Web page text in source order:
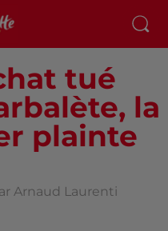
tué
la
plainte
Arnaud Laurenti